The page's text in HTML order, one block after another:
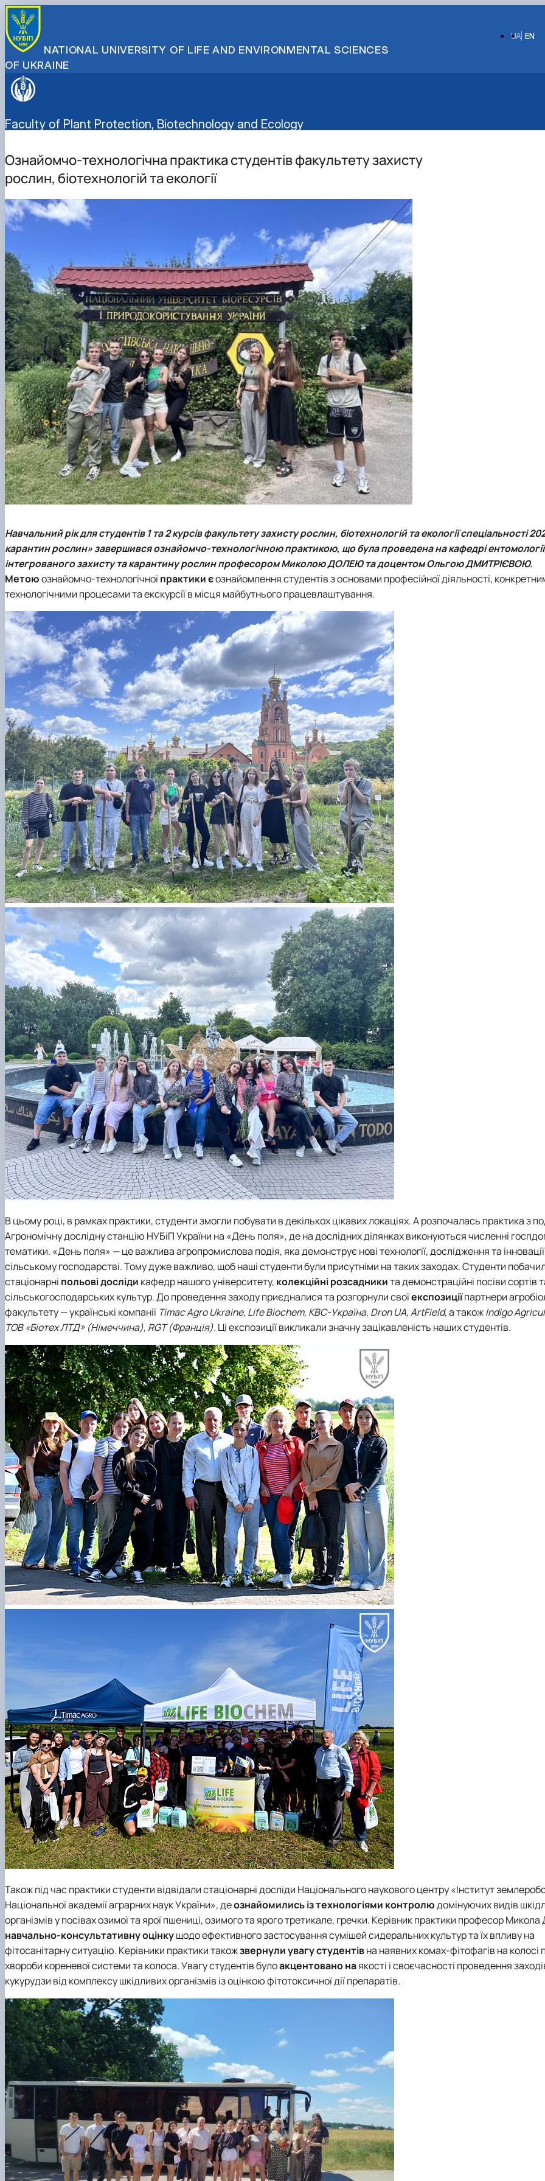
NATIONAL UNIVERSITY OF LIFE AND ENVIRONMENTAL SCIENCES
OF UKRAINE
EN
UA
Faculty of Plant Protection, Biotechnology and Ecology
Ознайомчо-технологічна практика студентів факультету захисту
рослин, біотехнологій та екології
Навчальний рік для студентів 1 та 2 курсів факультету захисту рослин, біотехнологій та екології спеціальності
карантин рослин» завершився ознайомчо-технологічною практикою, що була проведена на кафедрі
інтегрованого захисту та карантину рослин професором Миколою ДОЛЕЮ та доцентом Ольгою ДМИТРІЄВОЮ.
Метоюознайомчо-технологічноїпрактики єознайомлення студентів з основами професійної діяльності,
технологічними процесами та екскурсії в місця майбутнього працевлаштування.
В цьому році, в рамках практики, студенти змогли побувати в декількох цікавих локаціях. А розпочалась практика з
Агрономічну дослідну станцію НУБіП України на «День поля», де на дослідних ділянках виконуються численні
тематики. «День поля» — це важлива агропромислова подія, яка демонструє нові технології, дослідження та
сільському господарстві. Тому дуже важливо, щоб наші студенти були присутніми на таких заходах. Студенти
стаціонарні польові досліди кафедр нашого університету, колекційні розсадникита демонстраційні посіви сортів
сільськогосподарських культур. До проведення заходу приєдналися та розгорнули своїекспозиціїпартнери
факультету — українські компанії Timac Agro Ukraine, Life Biochem, КВС-Україна, Dron UА, ArtField,а такожIndigo
ТОВ «Біотех ЛТД» (Німеччина), RGT (Франція). Ці експозиції викликали значну зацікавленість наших студентів.
Також під час практики студенти відвідали стаціонарні досліди Національного наукового центру «Інститут
Національної академії аграрних наук України», деознайомились із технологіями контролюдомінуючих видів
організмів у посівах озимої та ярої пшениці, озимого та ярого третикале, гречки. Керівник практики професор
навчально-консультативну оцінкущодо ефективного застосування сумішей сидеральних культур та їх впливу на
фітосанітарну ситуацію. Керівники практики такожзвернули увагу студентівна наявних комах-фітофагів на колосі
хвороби кореневої системи та колоса. Увагу студентів булоакцентовано наякості і своєчасності проведення
кукурудзи від комплексу шкідливих організмів із оцінкою фітотоксичної дії препаратів.